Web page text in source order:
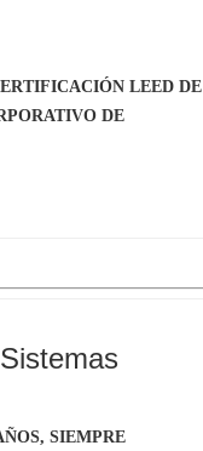
LEED DE
DE
SIEMPRE